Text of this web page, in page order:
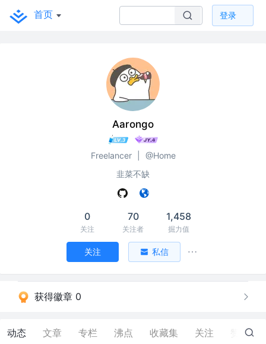
首页 登录
Aarongo
Freelancer
@Home
韭菜不缺
0
关注
70
关注者
1,458
掘力值
关注 私信
获得徽章 0
动态 文章 专栏 沸点 收藏集 关注 64